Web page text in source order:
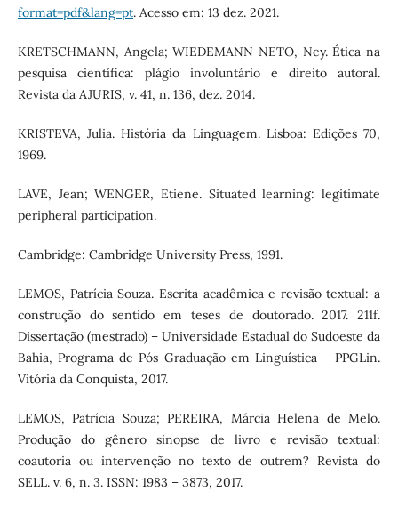
format=pdf&lang=pt. Acesso em: 13 dez. 2021.
KRETSCHMANN, Angela; WIEDEMANN NETO, Ney. Ética na
pesquisa científica: plágio involuntário e direito autoral.
Revista da AJURIS, v. 41, n. 136, dez. 2014.
KRISTEVA, Julia. História da Linguagem. Lisboa: Edições 70,
1969.
LAVE, Jean; WENGER, Etiene. Situated learning: legitimate
peripheral participation.
Cambridge: Cambridge University Press, 1991.
LEMOS, Patrícia Souza. Escrita acadêmica e revisão textual: a
construção do sentido em teses de doutorado. 2017. 211f.
Dissertação (mestrado) – Universidade Estadual do Sudoeste da
Bahia, Programa de Pós-Graduação em Linguística – PPGLin.
Vitória da Conquista, 2017.
LEMOS, Patrícia Souza; PEREIRA, Márcia Helena de Melo.
Produção do gênero sinopse de livro e revisão textual:
coautoria ou intervenção no texto de outrem? Revista do
SELL. v. 6, n. 3. ISSN: 1983 – 3873, 2017.